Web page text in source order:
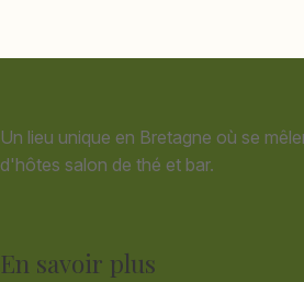
Un lieu unique en Bretagne où se
d'hôtes salon de thé et bar.
En savoir plus